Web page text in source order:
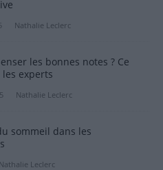
Nathalie Leclerc
les bonnes notes ? Ce
les experts
Nathalie Leclerc
sommeil dans les
Nathalie Leclerc